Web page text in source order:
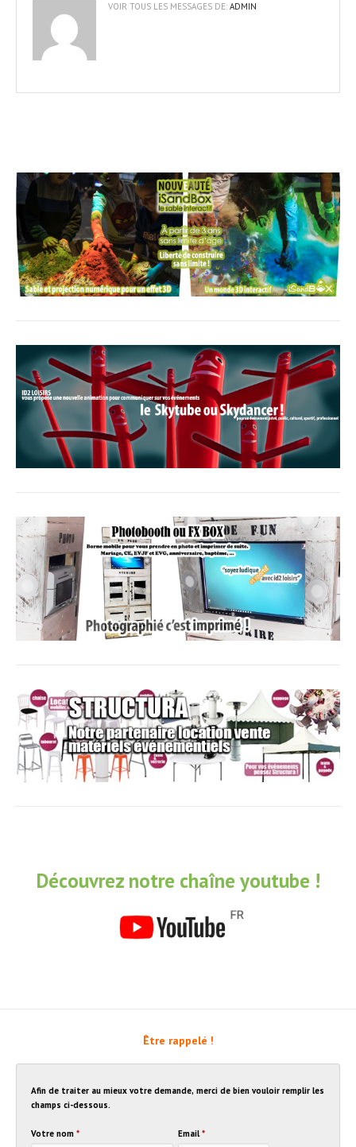
VOIR TOUS LES MESSAGES DE: ADMIN
Découvrez notre chaîne youtube !
Être rappelé !
Afin de traiter au mieux votre demande, merci de bien vouloir remplir les
champs ci-dessous.
Votre nom * Email*